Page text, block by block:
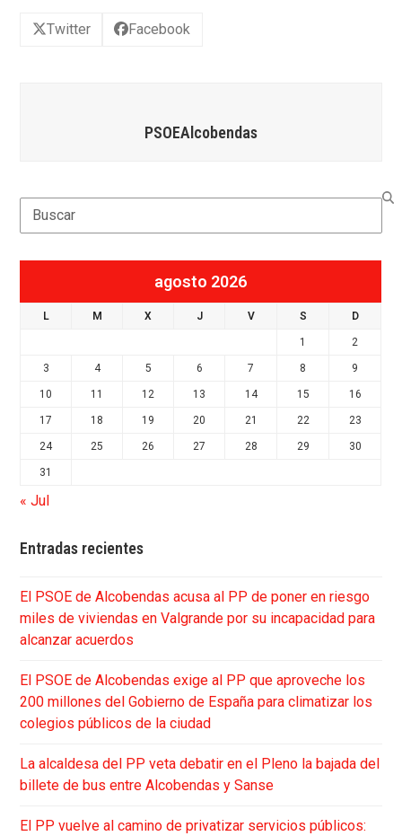
Twitter Facebook
PSOEAlcobendas
Search
agosto 2026
L M X J V S D
1 2
3 4 5 6 7 8 9
10 11 12 13 14 15 16
17 18 19 20 21 22 23
24 25 26 27 28 29 30
31
« Jul
Entradas recientes
El PSOE de Alcobendas acusa al PP de poner en riesgo
miles de viviendas en Valgrande por su incapacidad para
alcanzar acuerdos
El PSOE de Alcobendas exige al PP que aproveche los
200 millones del Gobierno de España para climatizar los
colegios públicos de la ciudad
La alcaldesa del PP veta debatir en el Pleno la bajada del
billete de bus entre Alcobendas y Sanse
El PP vuelve al camino de privatizar servicios públicos: